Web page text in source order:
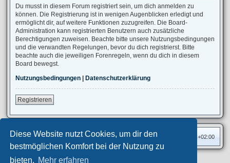
Diese Website nutzt Cookies, um dir den
bestmöglichen Komfort bei der Nutzung zu
bieten. Mehr erfahren
Du musst in diesem Forum registriert sein, um dich anmelden zu
können. Die Registrierung ist in wenigen Augenblicken erledigt und
ermöglicht dir, auf weitere Funktionen zuzugreifen. Die Board-
Administration kann registrierten Benutzern auch zusätzliche
Berechtigungen zuweisen. Beachte bitte unsere Nutzungsbedingungen
und die verwandten Regelungen, bevor du dich registrierst. Bitte
beachte auch die jeweiligen Forenregeln, wenn du dich in diesem
Board bewegst.
Nutzungsbedingungen | Datenschutzerklärung
Registrieren
Foren-Übersicht Alle Zeiten sind UTC+02:00